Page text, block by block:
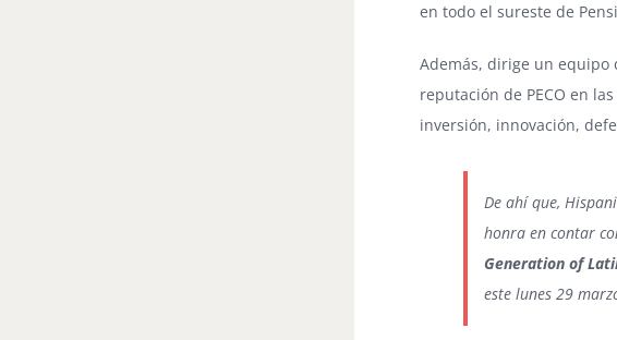
en todo el sureste de
Además, dirige un equipo
reputación de PECO en
inversión, innovación,
De ahí que,
honra en contar
Generation of
este lunes 29